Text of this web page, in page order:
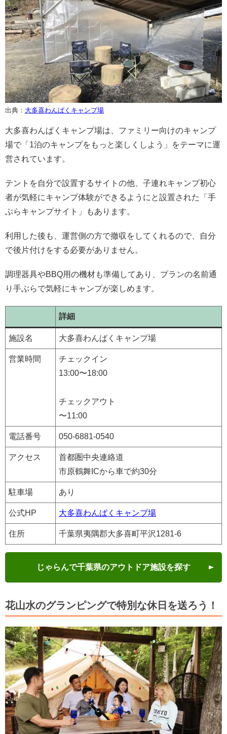
出典： 大多喜わんぱくキャンプ場
大多喜わんぱくキャンプ場は、ファミリー向けのキャンプ
場で「1泊のキャンプをもっと楽しくしよう」をテーマに運
営されています。
テントを自分で設置するサイトの他、子連れキャンプ初心
者が気軽にキャンプ体験ができるようにと設置された「手
ぶらキャンプサイト」もあります。
利用した後も、運営側の方で撤収をしてくれるので、自分
で後片付けをする必要がありません。
調理器具やBBQ用の機材も準備してあり、プランの名前通
り手ぶらで気軽にキャンプが楽しめます。
詳細
施設名 大多喜わんぱくキャンプ場
営業時間
チェックイン
13:00〜18:00
チェックアウト
〜11:00
電話番号 050-6881-0540
アクセス
首都圏中央連絡道
市原鶴舞ICから車で約30分
駐車場 あり
公式HP 大多喜わんぱくキャンプ場
住所 千葉県夷隅郡大多喜町平沢1281-6
じゃらんで千葉県のアウトドア施設を探す
花山水のグランピングで特別な休日を送ろう！